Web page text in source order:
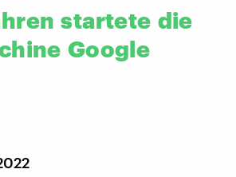
startete die
Google